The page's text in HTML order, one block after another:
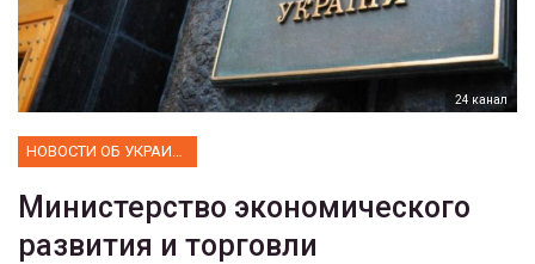
24 канал
Министерство экономического
развития и торговли